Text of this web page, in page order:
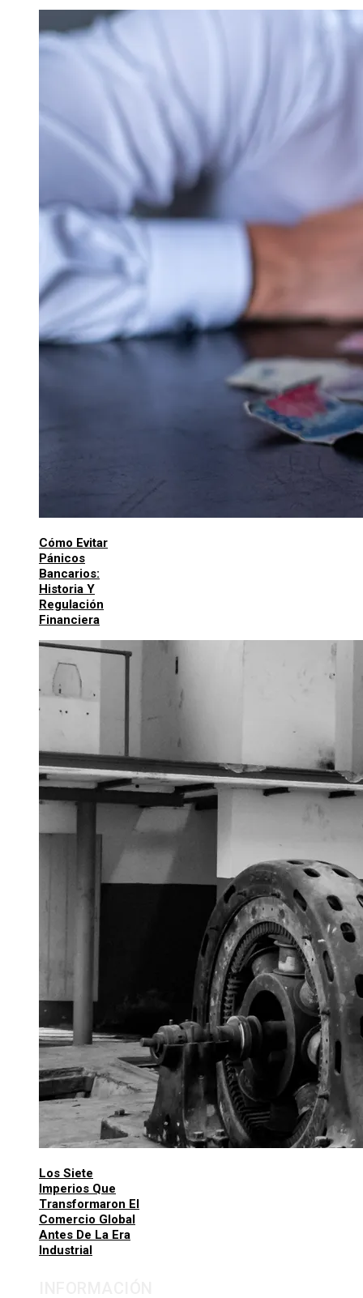
Cómo Evitar
Pánicos
Bancarios:
Historia Y
Regulación
Financiera
Los Siete
Imperios Que
Transformaron El
Comercio Global
Antes De La Era
Industrial